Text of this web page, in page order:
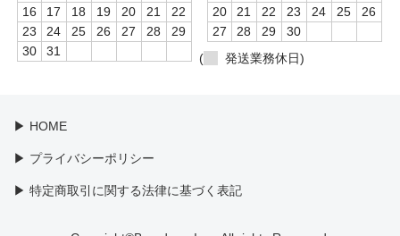
追想のヨーロッパ映画
珠玉のフランス映画名作選
16
17 18 19 20 21
22
23
24 25 26 27 28
29
30
31
20
21 22 23 24 25
26
27
28 29
30
(
発送業務休日)
▶ HOME
▶ プライバシーポリシー
▶ 特定商取引に関する法律に基づく表記